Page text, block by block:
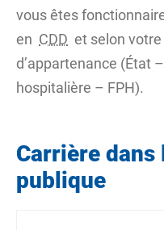
vous êtes
en CDD et selon
d’appartenance (État
hospitalière – FPH).
Carrière
publique